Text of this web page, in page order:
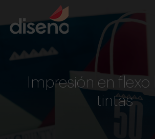
Impresión en flexo
tintas